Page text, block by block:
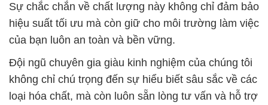
Sự chắc chắn về chất lượng này không chỉ đảm bảo
hiệu suất tối ưu mà còn giữ cho môi trường làm việc
của bạn luôn an toàn và bền vững.
Đội ngũ chuyên gia giàu kinh nghiệm của chúng tôi
không chỉ chú trọng đến sự hiểu biết sâu sắc về các
loại hóa chất, mà còn luôn sẵn lòng tư vấn và hỗ trợ